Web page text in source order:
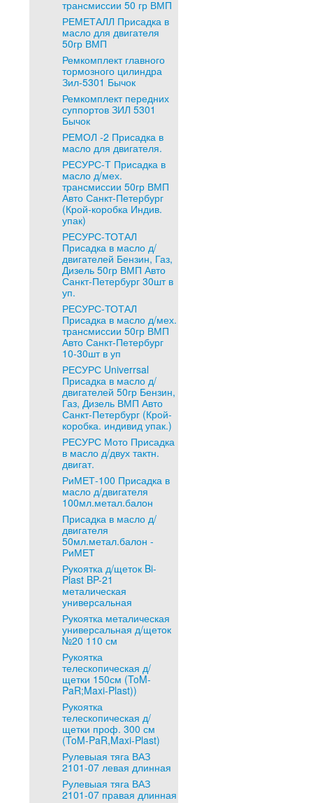
трансмиссии 50 гр ВМП
РЕМЕТАЛЛ Присадка в
масло для двигателя
50гр ВМП
Ремкомплект главного
тормозного цилиндра
Зил-5301 Бычок
Ремкомплект передних
суппортов ЗИЛ 5301
Бычок
РЕМОЛ -2 Присадка в
масло для двигателя.
РЕСУРС-Т Присадка в
масло д/мех.
трансмиссии 50гр ВМП
Авто Санкт-Петербург
(Крой-коробка Индив.
упак)
РЕСУРС-ТОТАЛ
Присадка в масло д/
двигателей Бензин, Газ,
Дизель 50гр ВМП Авто
Санкт-Петербург 30шт в
уп.
РЕСУРС-ТОТАЛ
Присадка в масло д/мех.
трансмиссии 50гр ВМП
Авто Санкт-Петербург
10-30шт в уп
РЕСУРС Univerrsal
Присадка в масло д/
двигателей 50гр Бензин,
Газ, Дизель ВМП Авто
Санкт-Петербург (Крой-
коробка. индивид упак.)
РЕСУРС Мото Присадка
в масло д/двух тактн.
двигат.
РиМЕТ-100 Присадка в
масло д/двигателя
100мл.метал.балон
Присадка в масло д/
двигателя
50мл.метал.балон -
РиМЕТ
Рукоятка д/щеток Bi-
Plast BP-21
металическая
универсальная
Рукоятка металическая
универсальная д/щеток
№20 110 см
Рукоятка
телескопическая д/
щетки 150см (ToM-
PaR;Maxi-Plast))
Рукоятка
телескопическая д/
щетки проф. 300 см
(ToM-PaR,Maxi-Plast)
Рулевыая тяга ВАЗ
2101-07 левая длинная
Рулевыая тяга ВАЗ
2101-07 правая длинная